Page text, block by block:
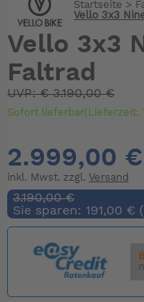
Startseite >
Vello 3x3
Vello 3x3
Faltrad
UVP:€3.190,00 €
Sofort lieferbar(Lieferzeit:
2.999,00 €
inkl. Mwst. zzgl. Versand
3.190,00 €
Sie sparen: 191,00 €